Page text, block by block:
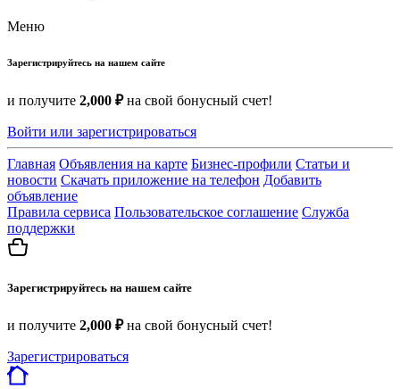
Меню
Зарегистрируйтесь на нашем сайте
и получите 2,000 ₽на свой бонусный счет!
Войти или зарегистрироваться
Главная Объявления на карте Бизнес-профили Статьи и
новости Скачать приложение на телефон Добавить
объявление
Правила сервиса Пользовательское соглашение Служба
поддержки
Зарегистрируйтесь на нашем сайте
и получите 2,000 ₽на свой бонусный счет!
Зарегистрироваться